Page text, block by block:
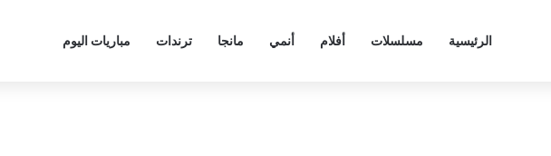
الرئيسية مسلسلات أفلام أنمي مانجا ترندات مباريات اليوم